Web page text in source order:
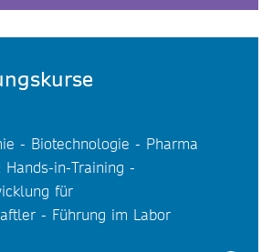
- Biotechnologie - Pharma
in-Training -
für
- Führung im Labor